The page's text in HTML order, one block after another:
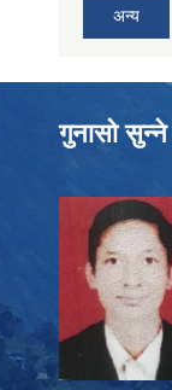
अन्य
गुनासो